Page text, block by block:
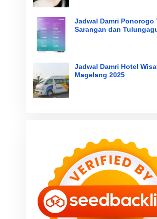
Jadwal Damri Ponorogo
Sarangan dan
Jadwal Damri Hotel
Magelang 2025